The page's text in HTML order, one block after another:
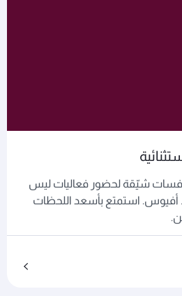
شيّقة لحضور فعاليات ليس
أفيوس. استمتع بأسعد اللحظات